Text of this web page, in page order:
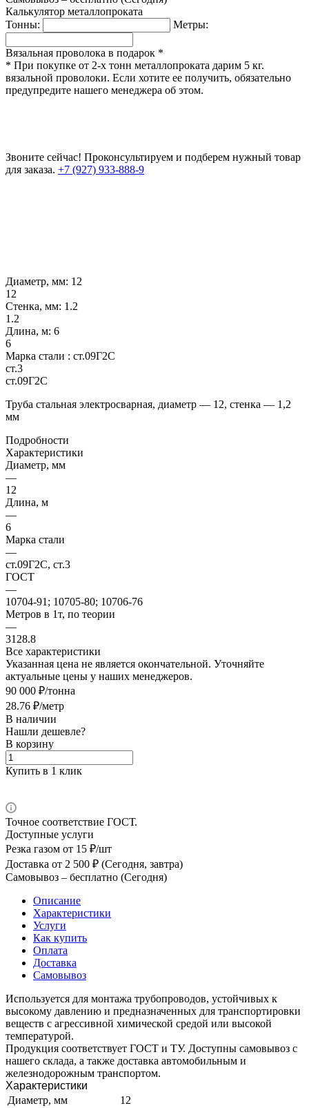
Калькулятор металлопроката
Тонны:
Метры:
Вязальная проволока в подарок *
* При покупке от 2-х тонн металлопроката дарим 5 кг.
вязальной проволоки. Если хотите ее получить, обязательно
предупредите нашего менеджера об этом.
Звоните сейчас! Проконсультируем и подберем нужный товар
для заказа. +7 (927) 933-888-9
Диаметр, мм: 12
12
Стенка, мм: 1.2
1.2
Длина, м: 6
6
Марка стали : ст.09Г2С
ст.3
ст.09Г2С
Труба стальная электросварная, диаметр — 12, стенка — 1,2
мм
Подробности
Характеристики
Диаметр, мм
—
12
Длина, м
—
6
Марка стали
—
ст.09Г2С, ст.3
ГОСТ
—
10704-91; 10705-80; 10706-76
Метров в 1т, по теории
—
3128.8
Все характеристики
Указанная цена не является окончательной. Уточняйте
актуальные цены у наших менеджеров.
90 000 ₽/тонна
28.76 ₽/метр
В наличии
Нашли дешевле?
В корзину
Купить в 1 клик
Точное соответствие ГОСТ.
Доступные услуги
Резка газом от 15 ₽/шт
Доставка от 2 500 ₽ (Сегодня, завтра)
Самовывоз – бесплатно (Сегодня)
Описание
Характеристики
Услуги
Как купить
Оплата
Доставка
Самовывоз
Используется для монтажа трубопроводов, устойчивых к
высокому давлению и предназначенных для транспортировки
веществ с агрессивной химической средой или высокой
температурой.
Продукция соответствует ГОСТ и ТУ. Доступны самовывоз с
нашего склада, а также доставка автомобильным и
железнодорожным транспортом.
Характеристики
Диаметр, мм
12